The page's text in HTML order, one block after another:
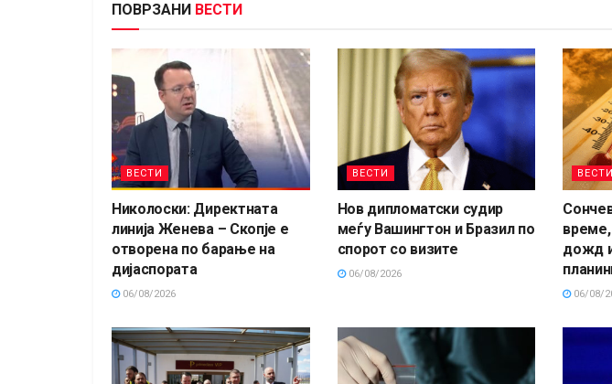
ПОВРЗАНИ ВЕСТИ
ВЕСТИ
Николоски: Директната
линија Женева – Скопје е
отворена по барање на
дијаспората
06/08/2026
ВЕСТИ
Нов дипломатски судир
меѓу Вашингтон и Бразил по
спорот со визите
06/08/2026
ВЕСТИ
дожд
06/08/